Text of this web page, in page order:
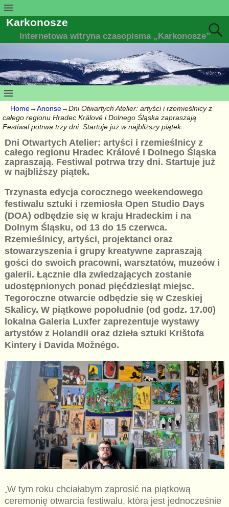
Karkonosze
Internetowa witryna czasopisma „Karkonosze”
Home→Anonse→Dni Otwartych Atelier: artyści i rzemieślnicy z
całego regionu Hradec Králové i Dolnego Śląska zapraszają.
Festiwal potrwa trzy dni. Startuje już w najbliższy piątek.
Dni Otwartych Atelier: artyści i rzemieślnicy z
całego regionu Hradec Králové i Dolnego Śląska
zapraszają. Festiwal potrwa trzy dni. Startuje już
w najbliższy piątek.
Trzynasta edycja corocznego weekendowego
festiwalu sztuki i rzemiosła Open Studio Days
(DOA) odbędzie się w kraju Hradeckim i na
Dolnym Śląsku, od 13 do 15 czerwca.
Rzemieślnicy, artyści, projektanci oraz
stowarzyszenia i grupy kreatywne zapraszają
gości do swoich pracowni, warsztatów, muzeów i
galerii. Łącznie dla zwiedzających zostanie
udostępnionych ponad pięćdziesiąt miejsc.
Tegoroczne otwarcie odbędzie się w Czeskiej
Skalicy. W piątkowe popołudnie (od godz. 17.00)
lokalna Galeria Luxfer zaprezentuje wystawy
artystów z Holandii oraz dzieła sztuki Krištofa
Kintery i Davida Možnégo.
„W tym roku chciałabym zaprosić na piątkową
ceremonię otwarcia festiwalu, która jest jednocześnie